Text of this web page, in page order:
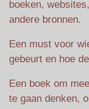
boeken,
andere bronnen.
Een must voor
gebeurt en hoe
Een boek om
te gaan denken,